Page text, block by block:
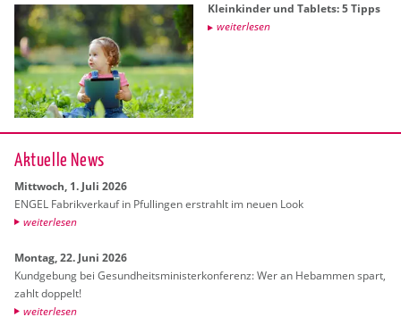
Klein­kin­der und Ta­blets: 5 Tipps
wei­ter­le­sen
Ak­tu­el­le News
Mitt­woch, 1. Juli 2026
ENGEL Fa­brik­ver­kauf in Pful­lin­gen er­strahlt im neuen Look
wei­ter­le­sen
Mon­tag, 22. Juni 2026
Kund­ge­bung bei Ge­sund­heits­mi­nis­ter­kon­fe­renz: Wer an Heb­am­men spart,
zahlt dop­pelt!
wei­ter­le­sen